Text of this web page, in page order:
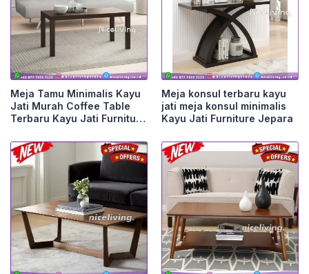
Meja Tamu Minimalis Kayu
Jati Murah Coffee Table
Terbaru Kayu Jati Furniture
Meja konsul terbaru kayu
jati meja konsul minimalis
Kayu Jati Furniture Jepara